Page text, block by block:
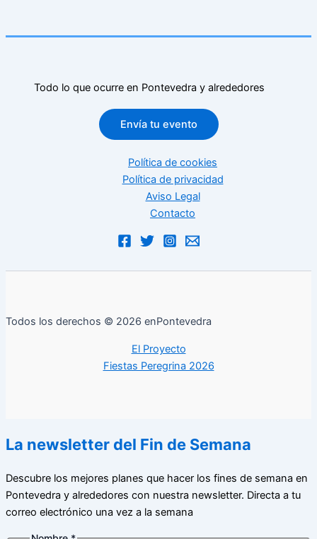
Todo lo que ocurre en Pontevedra y alrededores
Envía tu evento
Política de cookies
Política de privacidad
Aviso Legal
Contacto
Todos los derechos © 2026 enPontevedra
El Proyecto
Fiestas Peregrina 2026
La newsletter del Fin de Semana
Descubre los mejores planes que hacer los fines de semana en
Pontevedra y alrededores con nuestra newsletter. Directa a tu
correo electrónico una vez a la semana